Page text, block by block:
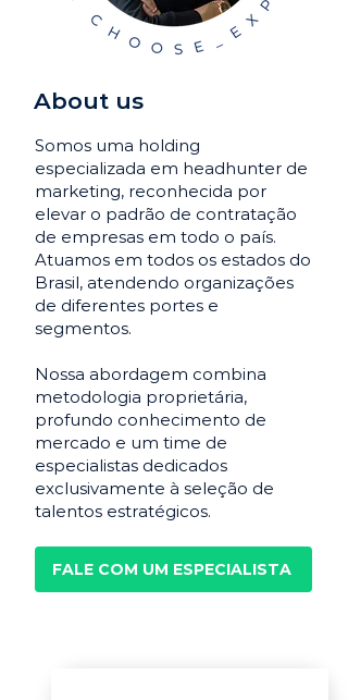
About us
Somos uma holding
especializada em headhunter de
marketing, reconhecida por
elevar o padrão de contratação
de empresas em todo o país.
Atuamos em todos os estados do
Brasil, atendendo organizações
de diferentes portes e
segmentos.
Nossa abordagem combina
metodologia proprietária,
profundo conhecimento de
mercado e um time de
especialistas dedicados
exclusivamente à seleção de
talentos estratégicos.
FALE COM UM ESPECIALISTA